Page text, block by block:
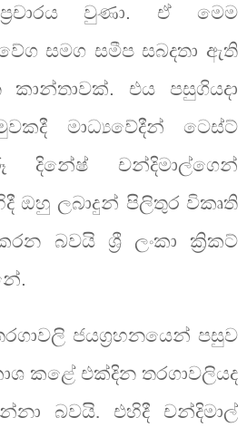
වුණා. ඒ මෙම
සමග සමීප සබදතා ඇති
කාන්තාවක්. එය පසුගියදා
මාධ්‍යවේදීන් ටෙස්ට්
දිනේෂ් චන්දිමාල්ගෙන්
ඔහු ලබාදුන් පිලිතුර විකෘති
බවයි ශ්‍රී ලංකා ක්‍රිකට්
ජයග්‍රහනයෙන් පසුව
කළේ එක්දින තරගාවලියද
බවයි. එහිදී චන්දිමාල්